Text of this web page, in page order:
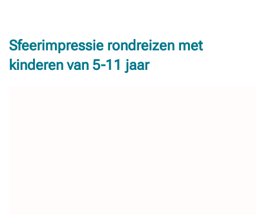
Sfeerimpressie rondreizen met
kinderen van 5-11 jaar